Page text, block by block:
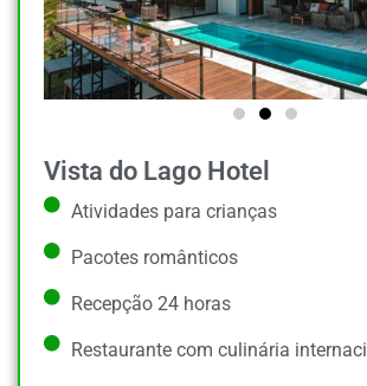
Vista do Lago Hotel
Atividades para crianças
Pacotes românticos
Recepção 24 horas
Restaurante com culinária